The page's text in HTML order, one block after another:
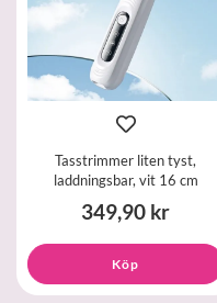
Tasstrimmer liten tyst,
laddningsbar, vit 16 cm
349,90 kr
Köp